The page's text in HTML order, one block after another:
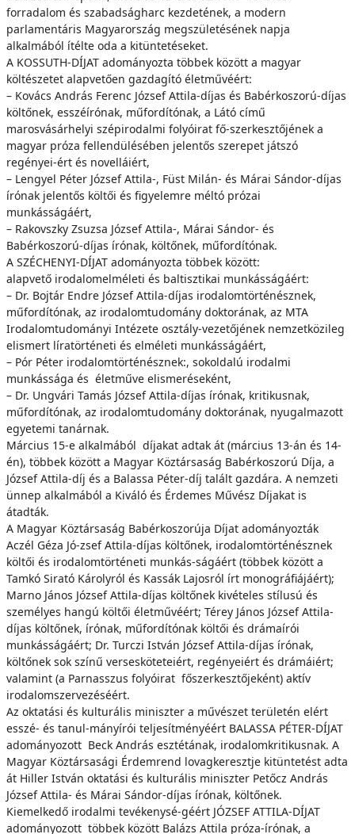
forradalom és szabadságharc kezdetének, a modern
parlamentáris Magyarország megszületésének napja
alkalmából ítélte oda a kitüntetéseket.
A KOSSUTH-DÍJAT adományozta többek között a magyar
költészetet alapvetően gazdagító életművéért:
– Kovács András Ferenc József Attila-díjas és Babérkoszorú-díjas
költőnek, esszéírónak, műfordítónak, a Látó című
marosvásárhelyi szépirodalmi folyóirat fő-szerkesztőjének a
magyar próza fellendülésében jelentős szerepet játszó
regényei-ért és novelláiért,
– Lengyel Péter József Attila-, Füst Milán- és Márai Sándor-díjas
írónak jelentős költői és figyelemre méltó prózai
munkásságáért,
– Rakovszky Zsuzsa József Attila-, Márai Sándor- és
Babérkoszorú-díjas írónak, költőnek, műfordítónak.
A SZÉCHENYI-DÍJAT adományozta többek között:
alapvető irodalomelméleti és baltisztikai munkásságáért:
– Dr. Bojtár Endre József Attila-díjas irodalomtörténésznek,
műfordítónak, az irodalomtudomány doktorának, az MTA
Irodalomtudományi Intézete osztály-vezetőjének nemzetközileg
elismert líratörténeti és elméleti munkásságáért,
– Pór Péter irodalomtörténésznek:, sokoldalú irodalmi
munkássága és életműve elismeréseként,
– Dr. Ungvári Tamás József Attila-díjas írónak, kritikusnak,
műfordítónak, az irodalomtudomány doktorának, nyugalmazott
egyetemi tanárnak.
Március 15-e alkalmából díjakat adtak át (március 13-án és 14-
én), többek között a Magyar Köztársaság Babérkoszorú Díja, a
József Attila-díj és a Balassa Péter-díj talált gazdára. A nemzeti
ünnep alkalmából a Kiváló és Érdemes Művész Díjakat is
átadták.
A Magyar Köztársaság Babérkoszorúja Díjat adományozták
Aczél Géza Jó-zsef Attila-díjas költőnek, irodalomtörténésznek
költői és irodalomtörténeti munkás-ságáért (többek között a
Tamkó Sirató Károlyról és Kassák Lajosról írt monográfiájáért);
Marno János József Attila-díjas költőnek kivételes stílusú és
személyes hangú költői életművéért; Térey János József Attila-
díjas költőnek, írónak, műfordítónak költői és drámaírói
munkásságáért; Dr. Turczi István József Attila-díjas írónak,
költőnek sok színű versesköteteiért, regényeiért és drámáiért;
valamint (a Parnasszus folyóirat főszerkesztőjeként) aktív
irodalomszervezéséért.
Az oktatási és kulturális miniszter a művészet területén elért
esszé- és tanul-mányírói teljesítményéért BALASSA PÉTER-DÍJAT
adományozott Beck András esztétának, irodalomkritikusnak. A
Magyar Köztársasági Érdemrend lovagkeresztje kitüntetést adta
át Hiller István oktatási és kulturális miniszter Petőcz András
József Attila- és Márai Sándor-díjas írónak, költőnek.
Kiemelkedő irodalmi tevékenysé-géért JÓZSEF ATTILA-DÍJAT
adományozott többek között Balázs Attila próza-írónak, a